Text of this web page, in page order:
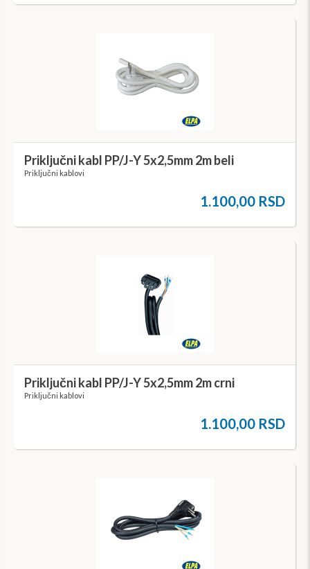
Priključni kabl PP/J-Y 5x2,5mm 2m beli
Priključni kablovi
1.100,00 RSD
Priključni kabl PP/J-Y 5x2,5mm 2m crni
Priključni kablovi
1.100,00 RSD